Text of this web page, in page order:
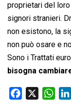
proprietari del
signori stranieri.
non esistono, la
non può osare e
Sono i Trattati
bisogna
W